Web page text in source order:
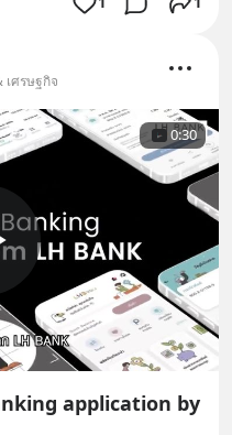
เศรษฐกิจ
0:30
application by